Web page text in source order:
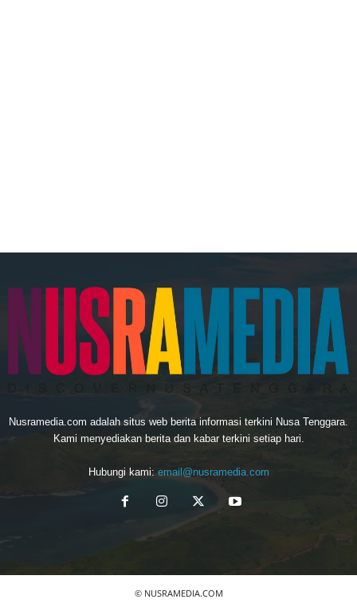
Nusramedia.com adalah situs web berita informasi terkini Nusa Tenggara.
Kami menyediakan berita dan kabar terkini setiap hari.
Hubungi kami: email@nusramedia.com
© NUSRAMEDIA.COM